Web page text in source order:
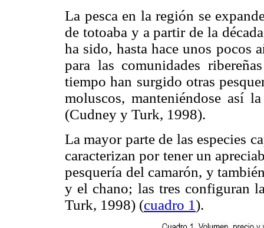
La pesca en la región se
de totoaba y a partir de la
ha sido, hasta hace unos pocos
para las comunidades
tiempo han surgido otras
moluscos, manteniéndose así
(Cudney y Turk, 1998).
La mayor parte de las especies
caracterizan por tener un
pesquería del camarón, y
y el chano; las tres configuran
Turk, 1998) (cuadro 1).